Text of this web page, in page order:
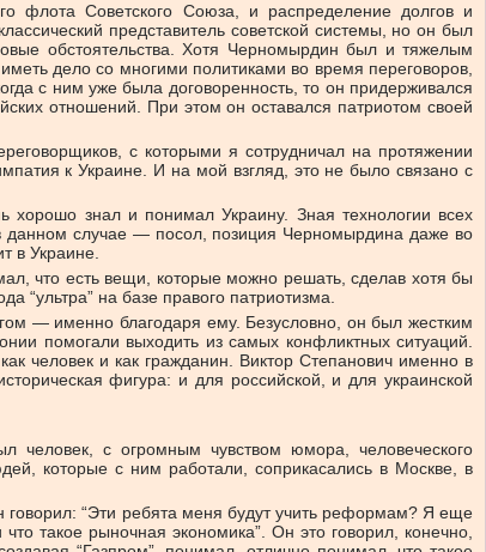
флота Советского Союза, и распределение долгов и
представитель советской системы, но он был
обстоятельства. Хотя Черномырдин был и тяжелым
дело со многими политиками во время переговоров,
с ним уже была договоренность, то он придерживался
отношений. При этом он оставался патриотом своей
с которыми я сотрудничал на протяжении
к Украине. И на мой взгляд, это не было связано с
знал и понимал Украину. Зная технологии всех
в данном случае — посол, позиция Черномырдина даже во
в Украине.
что есть вещи, которые можно решать, сделав хотя бы
“ультра” на базе правого патриотизма.
— именно благодаря ему. Безусловно, он был жестким
помогали выходить из самых конфликтных ситуаций.
человек и как гражданин. Виктор Степанович именно в
фигура: и для российской, и для украинской
с огромным чувством юмора, человеческого
которые с ним работали, соприкасались в Москве, в
“Эти ребята меня будут учить реформам? Я еще
такое рыночная экономика”. Он это говорил, конечно,